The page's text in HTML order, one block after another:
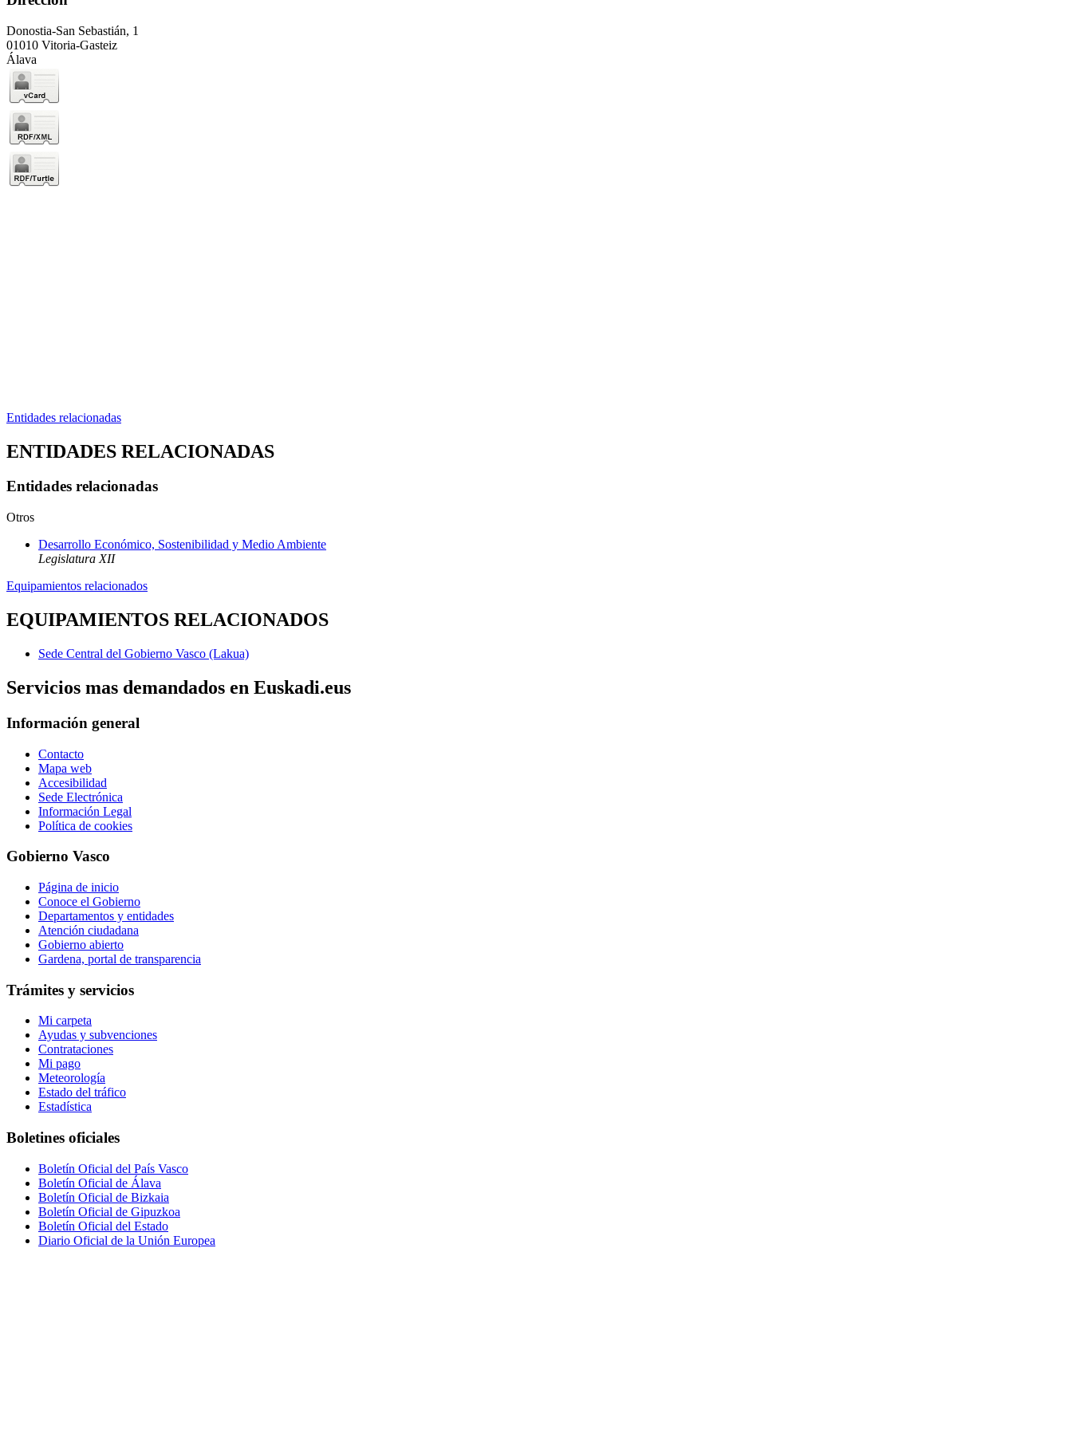
Donostia-San Sebastián, 1
01010 Vitoria-Gasteiz
Álava
Entidades relacionadas
ENTIDADES RELACIONADAS
Entidades relacionadas
Otros
Desarrollo Económico, Sostenibilidad y Medio Ambiente
Legislatura XII
Equipamientos relacionados
EQUIPAMIENTOS RELACIONADOS
Sede Central del Gobierno Vasco (Lakua)
Servicios mas demandados en Euskadi.eus
Información general
Contacto
Mapa web
Accesibilidad
Sede Electrónica
Información Legal
Política de cookies
Gobierno Vasco
Página de inicio
Conoce el Gobierno
Departamentos y entidades
Atención ciudadana
Gobierno abierto
Gardena, portal de transparencia
Trámites y servicios
Mi carpeta
Ayudas y subvenciones
Contrataciones
Mi pago
Meteorología
Estado del tráfico
Estadística
Boletines oficiales
Boletín Oficial del País Vasco
Boletín Oficial de Álava
Boletín Oficial de Bizkaia
Boletín Oficial de Gipuzkoa
Boletín Oficial del Estado
Diario Oficial de la Unión Europea